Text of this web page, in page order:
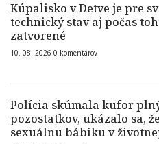
Kúpalisko v Detve je pre
technický stav aj počas
zatvorené
10. 08. 2026 0 komentárov
Polícia skúmala kufor
pozostatkov, ukázalo sa,
sexuálnu bábiku v